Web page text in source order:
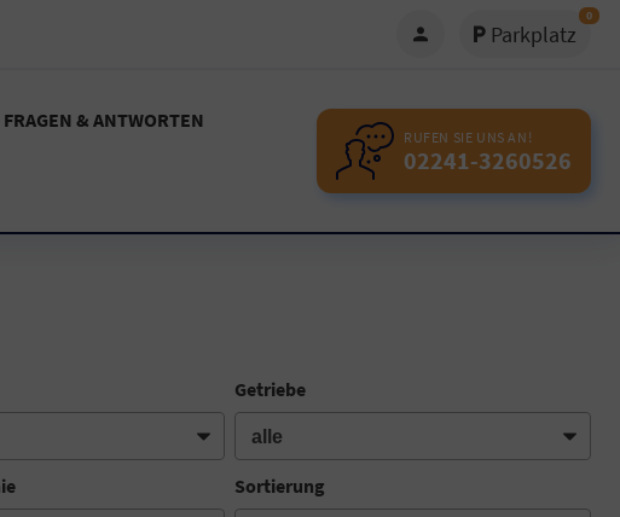
Parkplatz
0
FRAGEN & ANTWORTEN
RUFEN SIE UNS AN!
02241-3260526
Getriebe
Sortierung